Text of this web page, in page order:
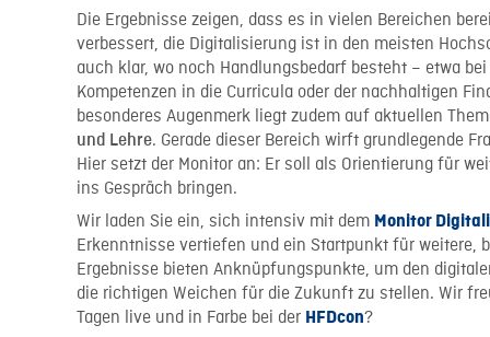
Die Ergebnisse zeigen, dass es in vielen Bereichen
verbessert, die Digitalisierung ist in den meisten
auch klar, wo noch Handlungsbedarf besteht – etwa
Kompetenzen in die Curricula oder der nachhaltigen
besonderes Augenmerk liegt zudem auf aktuellen
und Lehre. Gerade dieser Bereich wirft grundlegende
Hier setzt der Monitor an: Er soll als Orientierung für
ins Gespräch bringen.
Wir laden Sie ein, sich intensiv mit dem Monitor
Erkenntnisse vertiefen und ein Startpunkt für weitere,
Ergebnisse bieten Anknüpfungspunkte, um den
die richtigen Weichen für die Zukunft zu stellen. Wir
Tagen live und in Farbe bei der HFDcon?